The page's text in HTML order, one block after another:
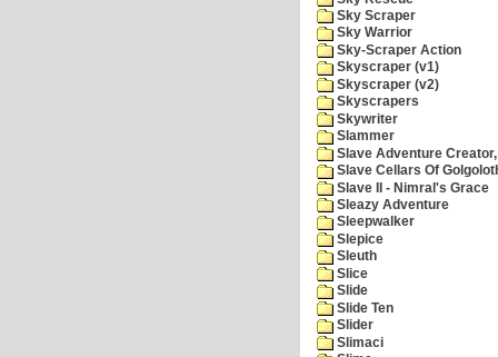
Sky Scraper
Sky Warrior
Sky-Scraper Action
Skyscraper (v1)
Skyscraper (v2)
Skyscrapers
Skywriter
Slammer
Slave Adventure Creator,
Slave Cellars Of
Slave II - Nimral's Grace
Sleazy Adventure
Sleepwalker
Slepice
Sleuth
Slice
Slide
Slide Ten
Slider
Slimaci